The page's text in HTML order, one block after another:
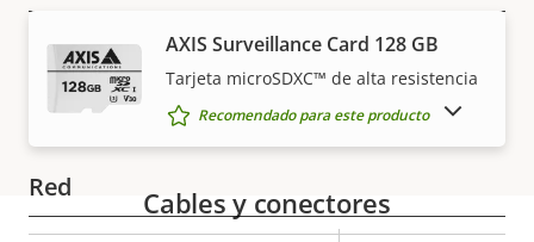
Descripción
de
propiedad
Valor de
la
propiedad
Compatibilidad de audio –
Micrófono integrado –
Red
AXIS Surveillance Card 128 GB
Tarjeta microSDXC™ de alta resistencia
Recomendado para este producto
Cables y conectores
MOSTRAR PRODUCTOS DESCATALOGADOS